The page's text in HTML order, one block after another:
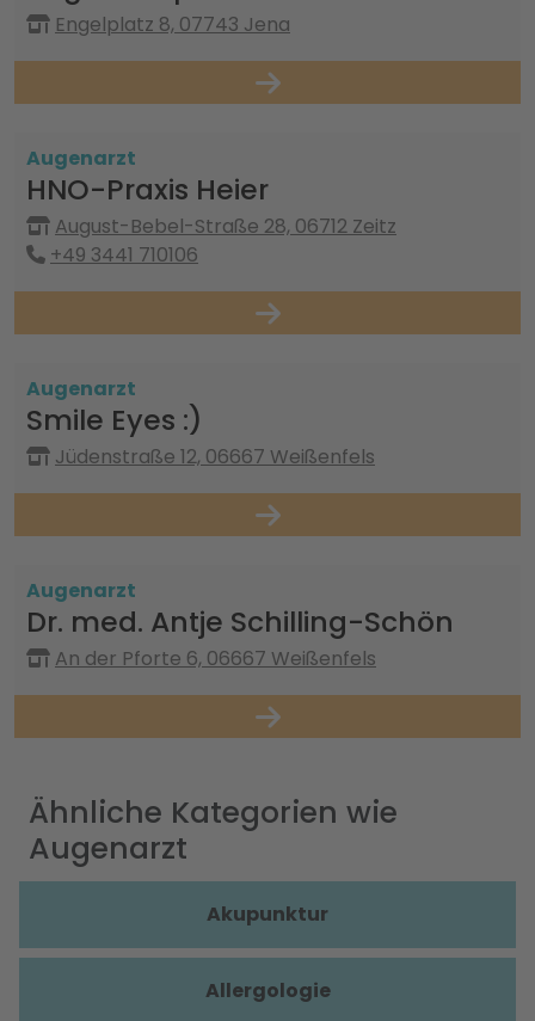
Engelplatz 8, 07743 Jena
Augenarzt
HNO-Praxis Heier
August-Bebel-Straße 28, 06712 Zeitz
+49 3441 710106
Augenarzt
Smile Eyes :)
Jüdenstraße 12, 06667 Weißenfels
Augenarzt
Dr. med. Antje Schilling-Schön
An der Pforte 6, 06667 Weißenfels
Ähnliche Kategorien wie
Augenarzt
Akupunktur
Allergologie